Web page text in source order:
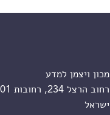
מכון ויצמן למדע
רחוב הרצל 234, רחובות 7610001
ישראל